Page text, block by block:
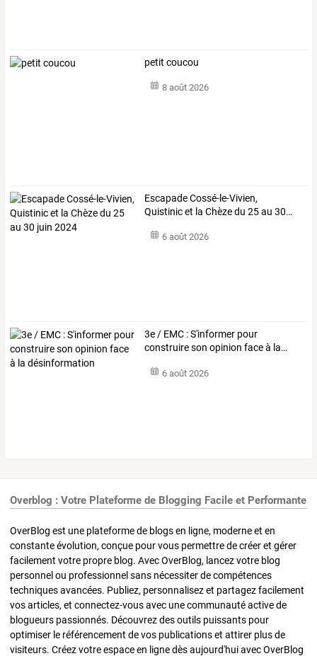
petit coucou
8 août 2026
EscapadeCossé-le-Vivien,
Quistinicet la Chèzedu 25au 30…
6 août 2026
3e/ EMC :S'informer pour
construireson opinion faceà la…
6 août 2026
Overblog : Votre Plateforme de Blogging Facile et Performante
OverBlog est une plateforme de blogs en ligne, moderne et en
constante évolution, conçue pour vous permettre de créer et gérer
facilement votre propre blog. Avec OverBlog, lancez votre blog
personnel ou professionnel sans nécessiter de compétences
techniques avancées. Publiez, personnalisez et partagez facilement
vos articles, et connectez-vous avec une communauté active de
blogueurs passionnés. Découvrez des outils puissants pour
optimiser le référencement de vos publications et attirer plus de
visiteurs. Créez votre espace en ligne dès aujourd'hui avec OverBlog